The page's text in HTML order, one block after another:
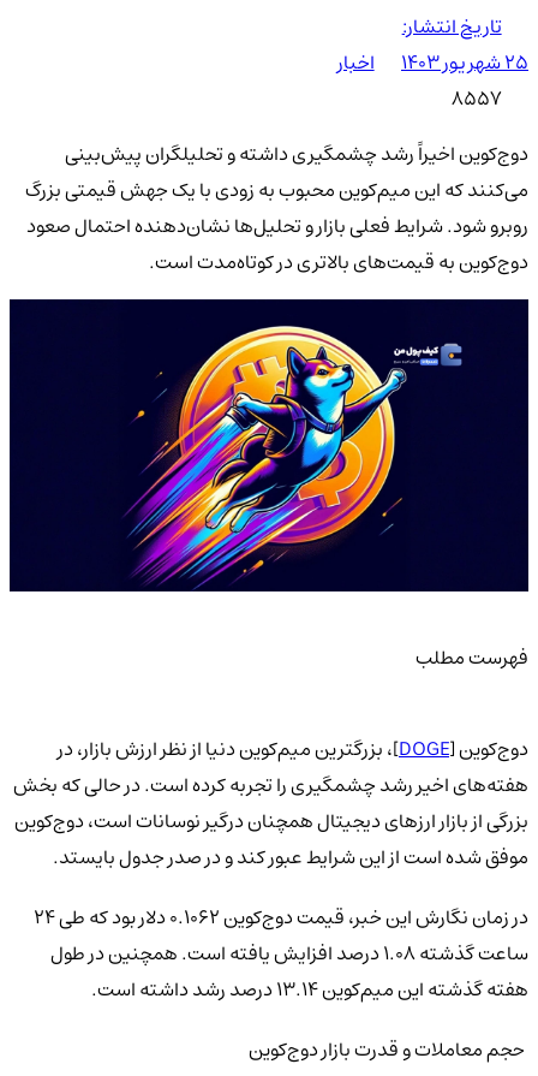
تاریخ انتشار:
۲۵ شهریور ۱۴۰۳
اخبار
8557
دوج‌کوین اخیراً رشد چشمگیری داشته و تحلیلگران پیش‌بینی
می‌کنند که این میم‌کوین محبوب به زودی با یک جهش قیمتی بزرگ
روبرو شود. شرایط فعلی بازار و تحلیل‌ها نشان‌دهنده احتمال صعود
دوج‌کوین به قیمت‌های بالاتری در کوتاه‌مدت است.
فهرست مطلب
دوج‌کوین [DOGE]، بزرگترین میم‌کوین دنیا از نظر ارزش بازار، در
هفته‌های اخیر رشد چشمگیری را تجربه کرده است. در حالی که بخش
بزرگی از بازار ارزهای دیجیتال همچنان درگیر نوسانات است، دوج‌کوین
موفق شده است از این شرایط عبور کند و در صدر جدول بایستد.
در زمان نگارش این خبر، قیمت دوج‌کوین ۰.۱۰۶۲ دلار بود که طی ۲۴
ساعت گذشته ۱.۰۸ درصد افزایش یافته است. همچنین در طول
هفته گذشته این میم‌کوین ۱۳.۱۴ درصد رشد داشته است.
حجم معاملات و قدرت بازار دوج‌کوین